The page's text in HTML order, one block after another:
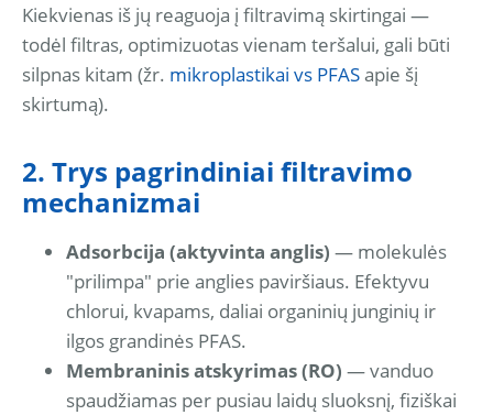
Kiekvienas iš jų reaguoja į filtravimą skirtingai —
todėl filtras, optimizuotas vienam teršalui, gali būti
silpnas kitam (žr. mikroplastikai vs PFASapie šį
skirtumą).
2. Trys pagrindiniai filtravimo
mechanizmai
Adsorbcija (aktyvinta anglis) — molekulės
"prilimpa" prie anglies paviršiaus. Efektyvu
chlorui, kvapams, daliai organinių junginių ir
ilgos grandinės PFAS.
Membraninis atskyrimas (RO) — vanduo
spaudžiamas per pusiau laidų sluoksnį, fiziškai